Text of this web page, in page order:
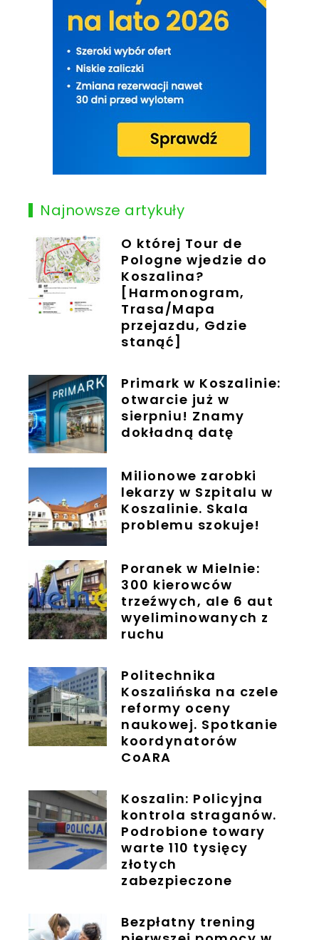
Najnowsze artykuły
O której Tour de
Pologne wjedzie do
Koszalina?
[Harmonogram,
Trasa/Mapa
przejazdu, Gdzie
stanąć]
Primark w Koszalinie:
otwarcie już w
sierpniu! Znamy
dokładną datę
Milionowe zarobki
lekarzy w Szpitalu w
Koszalinie. Skala
problemu szokuje!
Poranek w Mielnie:
300 kierowców
trzeźwych, ale 6 aut
wyeliminowanych z
ruchu
Politechnika
Koszalińska na czele
reformy oceny
naukowej. Spotkanie
koordynatorów
CoARA
Koszalin: Policyjna
kontrola straganów.
Podrobione towary
warte 110 tysięcy
złotych
zabezpieczone
Bezpłatny trening